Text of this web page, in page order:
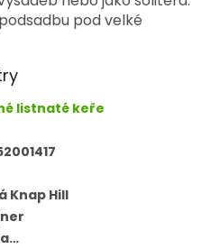
pod velké
listnaté keře
Knap Hill